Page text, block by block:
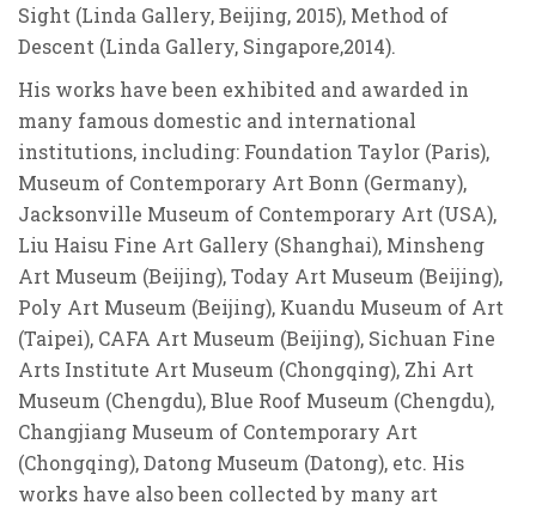
Sight (Linda Gallery, Beijing, 2015), Method of
Descent (Linda Gallery, Singapore,2014).
His works have been exhibited and awarded in
many famous domestic and international
institutions, including: Foundation Taylor (Paris),
Museum of Contemporary Art Bonn (Germany),
Jacksonville Museum of Contemporary Art (USA),
Liu Haisu Fine Art Gallery (Shanghai), Minsheng
Art Museum (Beijing), Today Art Museum (Beijing),
Poly Art Museum (Beijing), Kuandu Museum of Art
(Taipei), CAFA Art Museum (Beijing), Sichuan Fine
Arts Institute Art Museum (Chongqing), Zhi Art
Museum (Chengdu), Blue Roof Museum (Chengdu),
Changjiang Museum of Contemporary Art
(Chongqing), Datong Museum (Datong), etc. His
works have also been collected by many art